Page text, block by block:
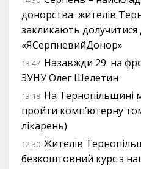
донорства: жителів
закликають долучитися
«ЯСерпневийДонор»
13:47 Назавжди 29: на
ЗУНУ Олег Шелетин
13:18 На Тернопільщині
пройти комп’ютерну
лікарень)
12:30 Жителів
безкоштовний курс з